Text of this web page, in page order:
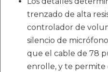
trenzado de alta
controlador de
silencio de
que el cable de 78
enrolle, y te